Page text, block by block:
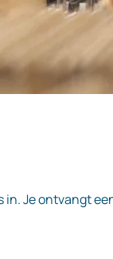
Je ontvangt